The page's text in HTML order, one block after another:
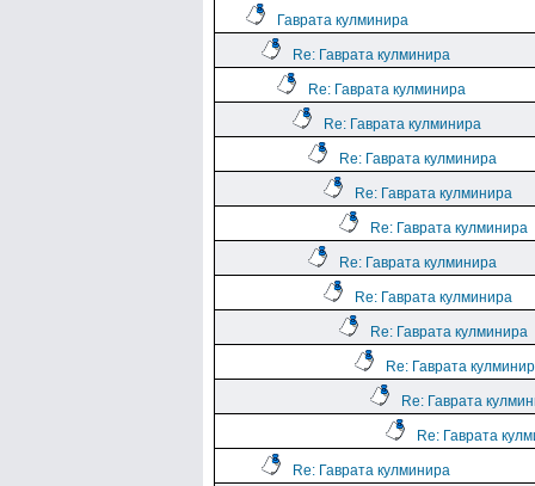
Гаврата кулминира
Re: Гаврата кулминира
Re: Гаврата кулминира
Re: Гаврата кулминира
Re: Гаврата кулминира
Re: Гаврата кулминира
Re: Гаврата кулминира
Re: Гаврата кулминира
Re: Гаврата кулминира
Re: Гаврата кулминира
Re: Гаврата
Re: Гаврата
Re: Гаврата
Re: Гаврата кулминира